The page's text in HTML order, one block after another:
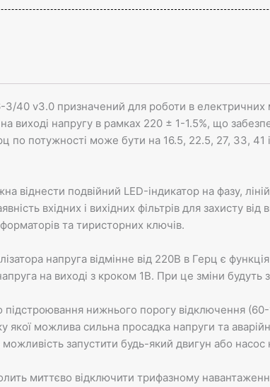
3/40 v3.0 призначений для роботи в
виході напругу в рамках 220 ± 1-1.5%, що
по потужності може бути на 16.5, 22.5, 27, 33,
віднести подвійний LED-індикатор на фазу,
вхідних і вихідних фільтрів для захисту
та тиристорних ключів.
напруга відмінне від 220В в Герц є
на виході з кроком 1В. При це зміни будуть
підстроювання нижнього порогу відключення
можлива сильна просадка напруги та
можливість запустити будь-який двигун або
миттєво відключити трифазному